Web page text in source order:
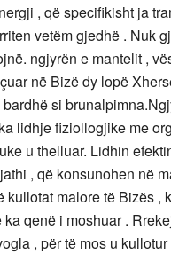
, që specifikisht ja
vetëm gjedhë . Nuk
ngjyrën e mantelit ,
në Bizë dy lopë
si
lidhje fiziollogjike me
u thelluar. Lidhin
, që konsunohen në
kullotat malore të Bizës
qenë i moshuar .
, për të mos u